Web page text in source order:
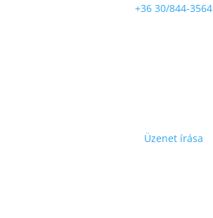
+36 30/844-3564
Üzenet írása